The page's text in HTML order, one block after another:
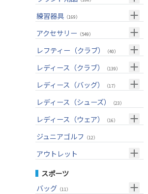
ウェッジ(右用)
パター(右用)
チッパー(右用)（13）
USモデル（56）
カスタム
アウター
グローブ
その他
GPSナビ（33）
距離測定器
（20）
ネームプレート
傘
練習器具 （169）
パターマット（28）
スイング練習器 （114）
アクセサリー （549）
ヘッドカバー（213）
シューズケース （7）
トラベルケース （20）
サングラス
ネックレス
その他
レフティー（クラブ） （40）
クラブセット(左用) （1）
ドライバー(左用)（4）
フェアウェイウッド(左用)
ウェッジ(左用)
パター(左用)
レディース（クラブ） （139）
クラブセット(女性用) （11）
ドライバー(女性用)（20）
フェアウェイウッド(女性用) （28）
ウェッジ(女性用)
レディース（バッグ） （17）
キャディバッグ （12）
クラブケース （2）
レディース（シューズ） （23）
レディース（ウェア） （16）
トップス（5）
レインウェア
ジュニアゴルフ （12）
アウトレット
クラブセット
ドライバー
スポーツ
バッグ （11）